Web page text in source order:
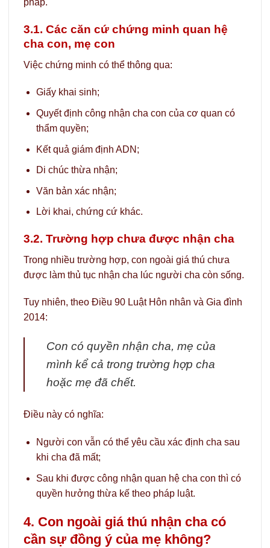
pháp.
3.1. Các căn cứ chứng minh quan hệ
cha con, mẹ con
Việc chứng minh có thể thông qua:
Giấy khai sinh;
Quyết định công nhận cha con của cơ quan có
thẩm quyền;
Kết quả giám định ADN;
Di chúc thừa nhận;
Văn bản xác nhận;
Lời khai, chứng cứ khác.
3.2. Trường hợp chưa được nhận cha
Trong nhiều trường hợp, con ngoài giá thú chưa
được làm thủ tục nhận cha lúc người cha còn sống.
Tuy nhiên, theo Điều 90 Luật Hôn nhân và Gia đình
2014:
Con có quyền nhận cha, mẹ của
mình kể cả trong trường hợp cha
hoặc mẹ đã chết.
Điều này có nghĩa:
Người con vẫn có thể yêu cầu xác định cha sau
khi cha đã mất;
Sau khi được công nhận quan hệ cha con thì có
quyền hưởng thừa kế theo pháp luật.
4. Con ngoài giá thú nhận cha có
cần sự đồng ý của mẹ không?